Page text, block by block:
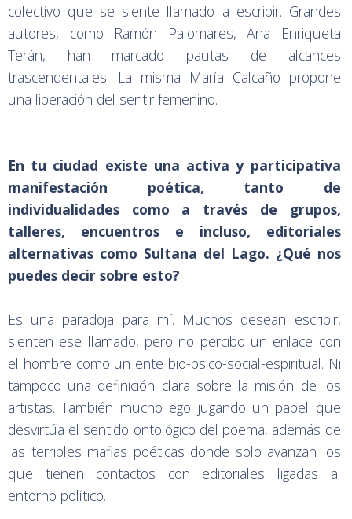
colectivo que se siente llamado a escribir. Grandes
autores, como Ramón Palomares, Ana Enriqueta
Terán, han marcado pautas de alcances
trascendentales. La misma María Calcaño propone
una liberación del sentir femenino.
En tu ciudad existe una activa y participativa
manifestación poética, tanto de
individualidades como a través de grupos,
talleres, encuentros e incluso, editoriales
alternativas como Sultana del Lago. ¿Qué nos
puedes decir sobre esto?
Es una paradoja para mí. Muchos desean escribir,
sienten ese llamado, pero no percibo un enlace con
el hombre como un ente bio-psico-social-espiritual. Ni
tampoco una definición clara sobre la misión de los
artistas. También mucho ego jugando un papel que
desvirtúa el sentido ontológico del poema, además de
las terribles mafias poéticas donde solo avanzan los
que tienen contactos con editoriales ligadas al
entorno político.